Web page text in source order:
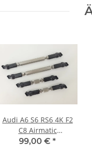
Audi A6 S6 RS6 4K F2
C8 Airmatic
Tieferlegung
99,00 € *